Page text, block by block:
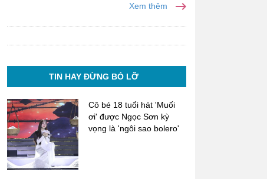
Xem thêm
TIN HAY ĐỪNG BỎ LỠ
Cô bé 18 tuổi hát 'Muối
ơi' được Ngọc Sơn kỳ
vọng là 'ngôi sao bolero'